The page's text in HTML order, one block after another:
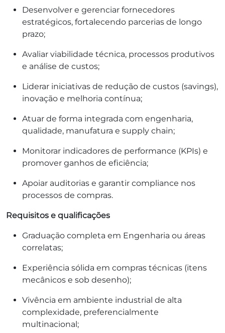
Desenvolver e gerenciar fornecedores
estratégicos, fortalecendo parcerias de longo
prazo;
Avaliar viabilidade técnica, processos produtivos
e análise de custos;
Liderar iniciativas de redução de custos (savings),
inovação e melhoria contínua;
Atuar de forma integrada com engenharia,
qualidade, manufatura e supply chain;
Monitorar indicadores de performance (KPIs) e
promover ganhos de eficiência;
Apoiar auditorias e garantir compliance nos
processos de compras.
Requisitos e qualificações
Graduação completa em Engenharia ou áreas
correlatas;
Experiência sólida em compras técnicas (itens
mecânicos e sob desenho);
Vivência em ambiente industrial de alta
complexidade, preferencialmente
multinacional;